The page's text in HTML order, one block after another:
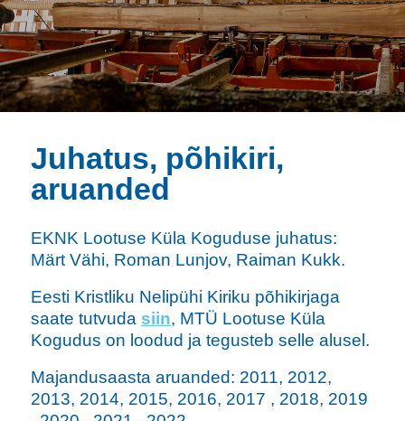
Juhatus, põhikiri,
aruanded
EKNK Lootuse Küla Koguduse juhatus:
Märt Vähi, Roman Lunjov, Raiman Kukk.
Eesti Kristliku Nelipühi Kiriku põhikirjaga
saate tutvuda siin, MTÜ Lootuse Küla
Kogudus on loodud ja tegusteb selle alusel.
Majandusaasta aruanded: 2011, 2012,
2013, 2014, 2015, 2016, 2017 , 2018, 2019